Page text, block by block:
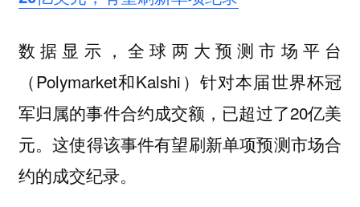
数据显示，全球两大预测市场平台
（Polymarket和Kalshi）针对本届世界杯冠
军归属的事件合约成交额，已超过了20亿美
元。这使得该事件有望刷新单项预测市场合
约的成交纪录。